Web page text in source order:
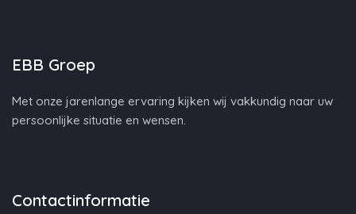
EBB Groep
Met onze jarenlange ervaring kijken wij vakkundig naar uw
persoonlijke situatie en wensen.
Contactinformatie